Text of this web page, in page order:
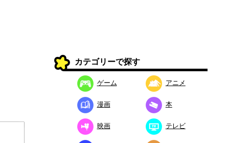
カテゴリーで探す
ゲーム アニメ
漫画 本
映画 テレビ